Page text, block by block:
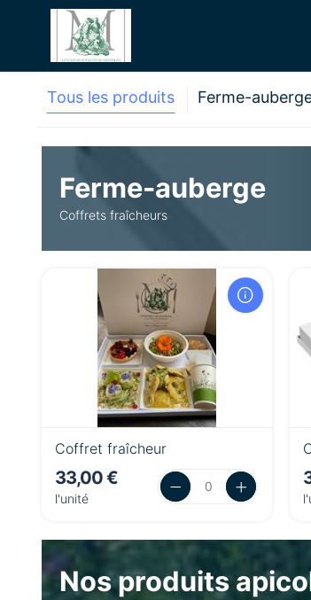
Tous les produits Ferme-
Ferme-auberge
Coffrets fraîcheurs
Coffret fraîcheur
33,00 €
l'unité
Nos produits